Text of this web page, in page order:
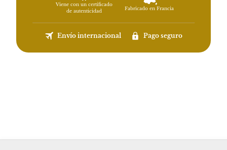
Viene con un certificado
de autenticidad
Fabricado en Francia
Envío internacional Pago seguro